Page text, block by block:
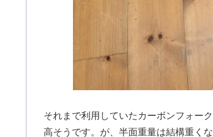
それまで利用していたカーボンフォー
高そうです。が、半面重量は結構重く